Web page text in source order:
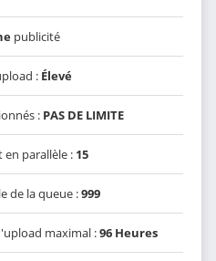
publicité
: Élevé
: PAS DE LIMITE
en parallèle : 15
de la queue :999
maximal :96 Heures